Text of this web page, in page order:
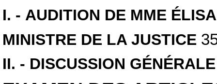
I. - AUDITION DE MME
MINISTRE DE LA JUSTICE
II. - DISCUSSION GÉNÉRALE